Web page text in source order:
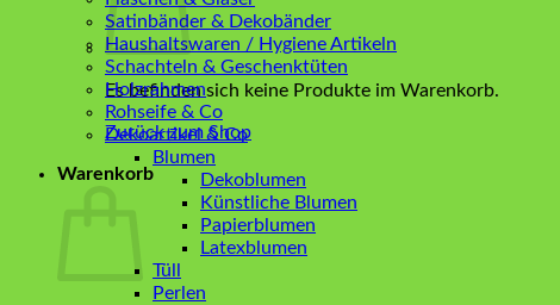
Es befinden sich keine Produkte im Warenkorb.
Zurück zum Shop
Warenkorb
Satinbänder & Dekobänder
Haushaltswaren / Hygiene Artikeln
Schachteln & Geschenktüten
Holzrahmen
Rohseife & Co
Dekoartikel & Co
Blumen
Dekoblumen
Künstliche Blumen
Papierblumen
Latexblumen
Tüll
Perlen